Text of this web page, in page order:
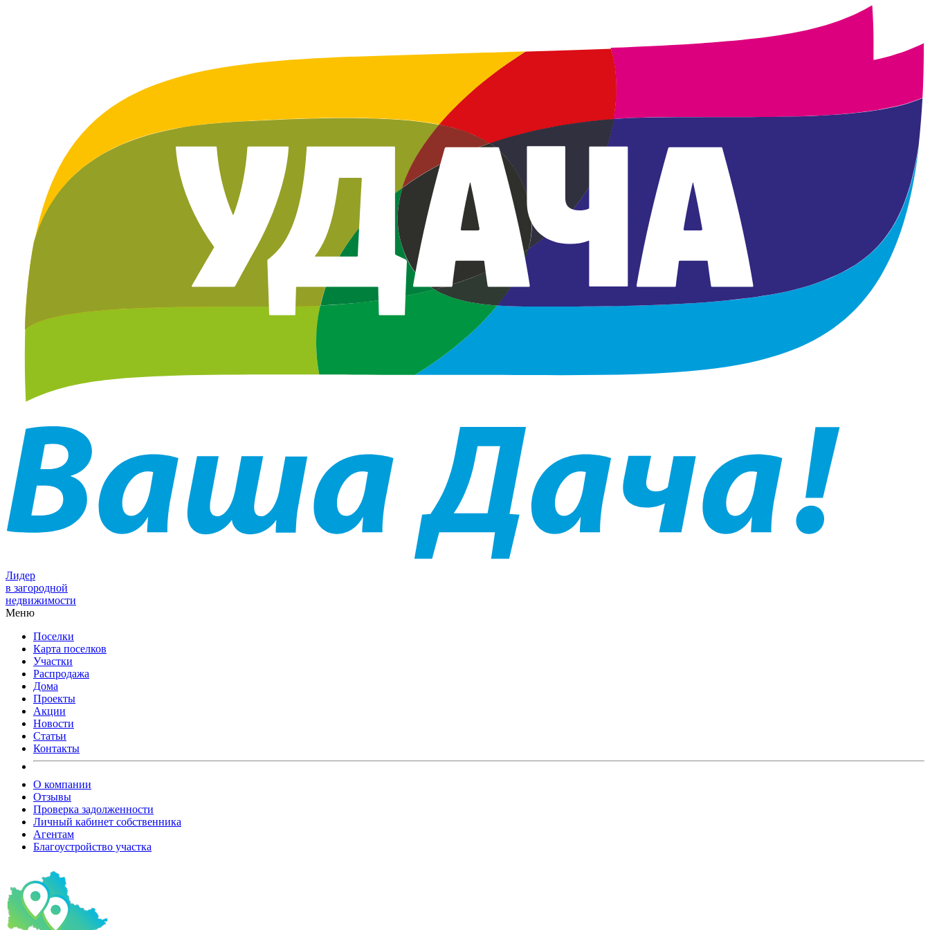
Лидер
в загородной
недвижимости
Меню
Поселки
Карта поселков
Участки
Распродажа
Дома
Проекты
Акции
Новости
Статьи
Контакты
О компании
Отзывы
Проверка задолженности
Личный кабинет собственника
Агентам
Благоустройство участка